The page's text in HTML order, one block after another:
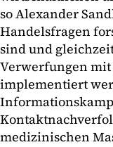
so Alexander
Handelsfragen
sind und
Verwerfungen
implementiert
medizinischen